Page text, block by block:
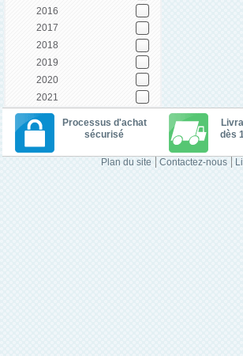
2016
2017
2018
2019
2020
2021
Processus d'achat
sécurisé
dès
Plan du site Contactez-nous